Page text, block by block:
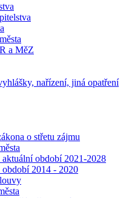
a MěZ
nařízení, jiná opatření
o střetu zájmu
aktuální období 2021-2028
období 2014 - 2020